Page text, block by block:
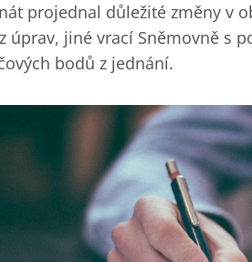
projednal důležité změny v
úprav, jiné vrací Sněmovně s
bodů z jednání.